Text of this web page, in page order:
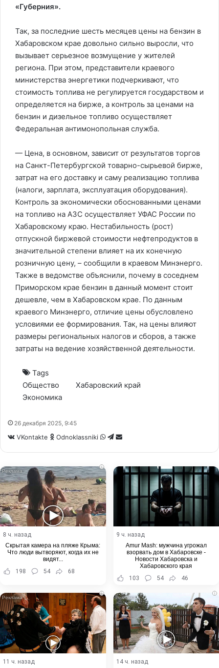
«Губерния».
Так, за последние шесть месяцев цены на бензин в
Хабаровском крае довольно сильно выросли, что
вызывает серьезное возмущение у жителей
региона. При этом, представители краевого
министерства энергетики подчеркивают, что
стоимость топлива не регулируется государством и
определяется на бирже, а контроль за ценами на
бензин и дизельное топливо осуществляет
Федеральная антимонопольная служба.
— Цена, в основном, зависит от результатов торгов
на Санкт-Петербургской товарно-сырьевой бирже,
затрат на его доставку и саму реализацию топлива
(налоги, зарплата, эксплуатация оборудования).
Контроль за экономически обоснованными ценами
на топливо на АЗС осуществляет УФАС России по
Хабаровскому краю. Нестабильность (рост)
отпускной биржевой стоимости нефтепродуктов в
значительной степени влияет на их конечную
розничную цену, – сообщили в краевом Минэнерго.
Также в ведомстве объяснили, почему в соседнем
Приморском крае бензин в данный момент стоит
дешевле, чем в Хабаровском крае. По данным
краевого Минэнерго, отличие цены обусловлено
условиями ее формирования. Так, на цены влияют
размеры региональных налогов и сборов, а также
затраты на ведение хозяйственной деятельности.
Tags
Общество
Хабаровский край
Экономика
26 декабря 2025, 9:45
VKontakte Odnoklassniki WhatsApp
Telegram
Share
i
8 ч. назад
Скрытая камера на пляже Крыма:
Что люди вытворяют, когда их не
видят...
198
54 68
9 ч. назад
Amur Mash: мужчина угрожал
взорвать дом в Хабаровске -
Новости Хабаровска и
Хабаровского края
103
54 46
i
11 ч. назад
i
14 ч. назад